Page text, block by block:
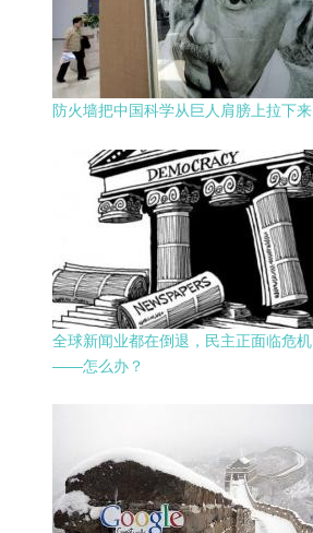
防火墙把中国科学从巨人肩膀上拉下来
全球新闻业都在倒退，民主正面临危机
——怎么办？